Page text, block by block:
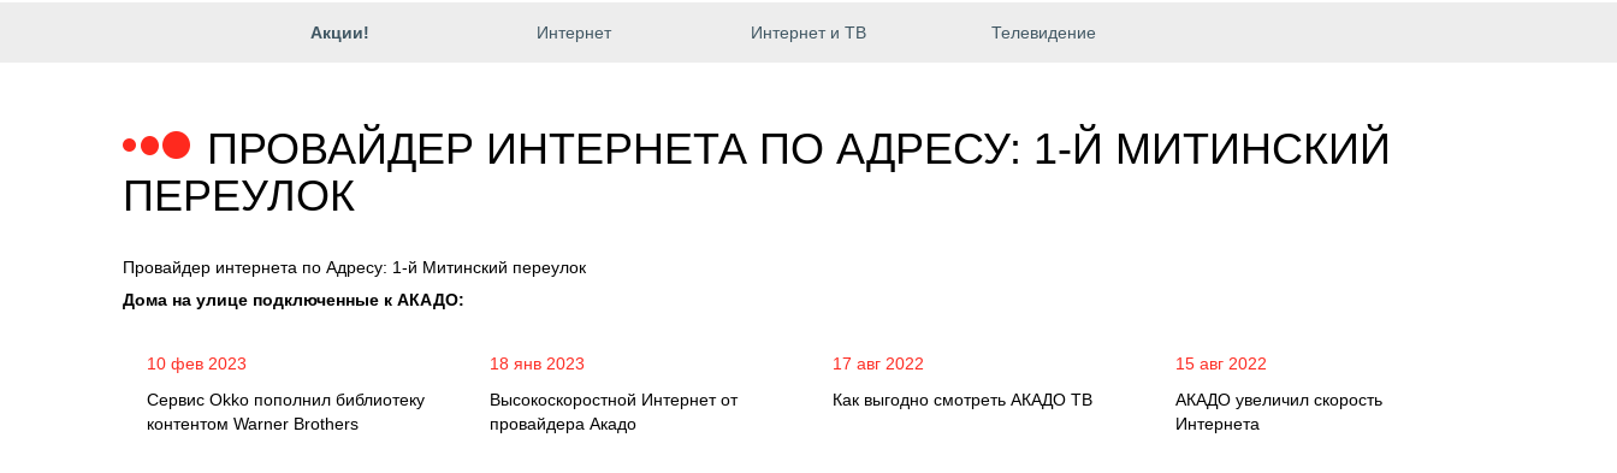
Акции! Интернет Интернет и ТВ Телевидение
ПРОВАЙДЕР ИНТЕРНЕТА ПО АДРЕСУ: 1-Й МИТИНСКИЙ
ПЕРЕУЛОК
Провайдер интернета по Адресу: 1-й Митинский переулок
Дома на улице подключенные к АКАДО:
10 фев 2023
Сервис Okko пополнил библиотеку
контентом Warner Brothers
18 янв 2023
Высокоскоростной Интернет от
провайдера Акадо
17 авг 2022
Как выгодно смотреть АКАДО ТВ
15 авг 2022
АКАДО увеличил скорость
Интернета